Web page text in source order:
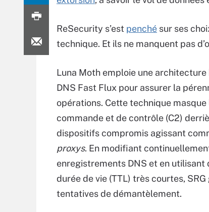
ReSecurity s’est penché sur ses
technique. Et ils ne manquent pas
Luna Moth emploie une architecture
DNS Fast Flux pour assurer la
opérations. Cette technique masque
commande et de contrôle (C2)
dispositifs compromis agissant
proxys. En modifiant
enregistrements DNS et en utilisant
durée de vie (TTL) très courtes,
tentatives de démantèlement.